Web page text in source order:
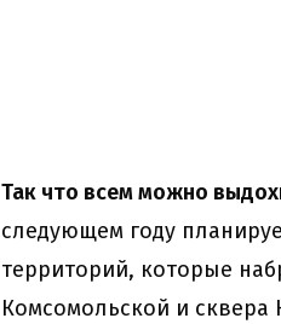
Так что всем можно
следующем году
территорий, которые
Комсомольской и